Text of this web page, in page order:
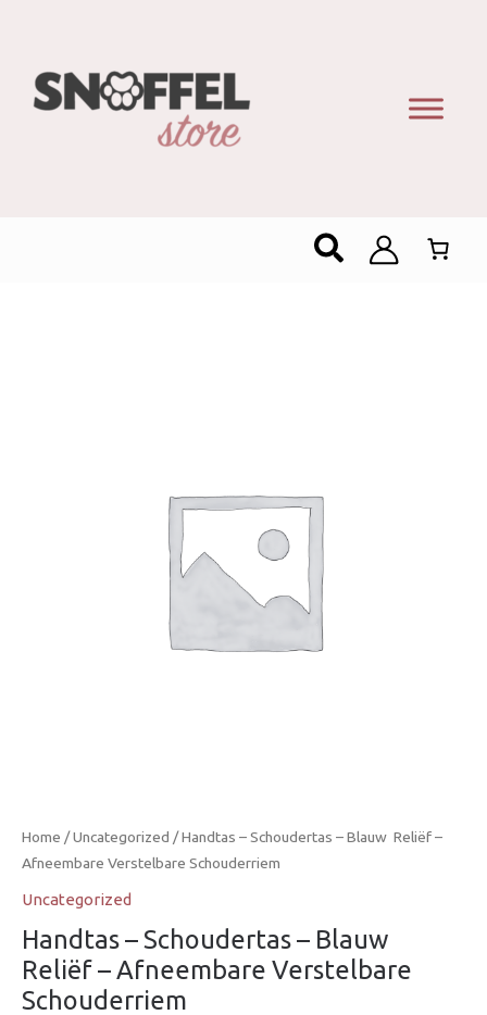
Zoeken
Home /Uncategorized / Handtas – Schoudertas – Blauw  Reliëf –
Afneembare Verstelbare Schouderriem
Uncategorized
Handtas – Schoudertas – Blauw 
Reliëf – Afneembare Verstelbare
Schouderriem